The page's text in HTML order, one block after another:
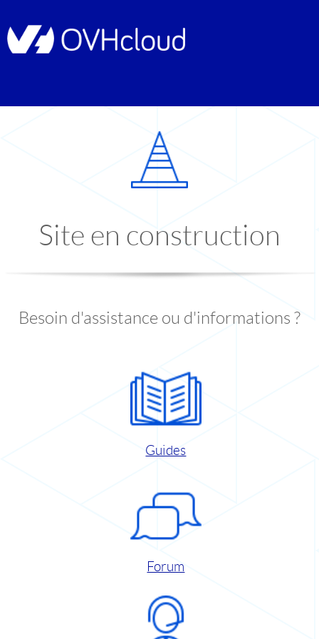
Site en construction
Besoin d'assistance ou d'informations ?
Guides
Forum